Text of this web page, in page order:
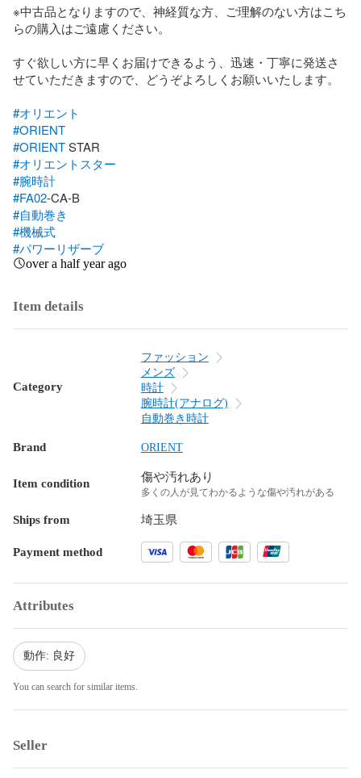
※中古品となりますので、神経質な方、ご理解のない方はこち
らの購入はご遠慮ください。
すぐ欲しい方に早くお届けできるよう、迅速・丁寧に発送さ
せていただきますので、どうぞよろしくお願いいたします。
#オリエント
#ORIENT
#ORIENT
#オリエントスター
#腕時計
#FA02
#自動巻き
#機械式
#パワーリザーブ
over a half year ago
Item details
Category
ファッション
メンズ
時計
腕時計(アナログ)
自動巻き時計
Brand ORIENT
Item condition 傷や汚れあり
多くの人が見てわかるような傷や汚れがある
Ships from 埼玉県
Payment method
Attributes
動作: 良好
You can search for similar items.
Seller